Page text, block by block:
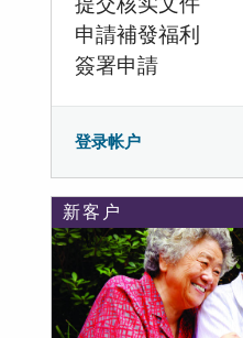
提交核实文件
申請補發福利
簽署申請
登录帐户
新客户